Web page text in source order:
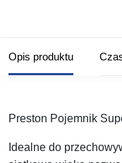
Opis produktu
Preston Pojemnik
Idealne do